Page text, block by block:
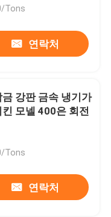
Tons
연락처
강판 금속 냉기가
모넬 400은 회전
Tons
연락처